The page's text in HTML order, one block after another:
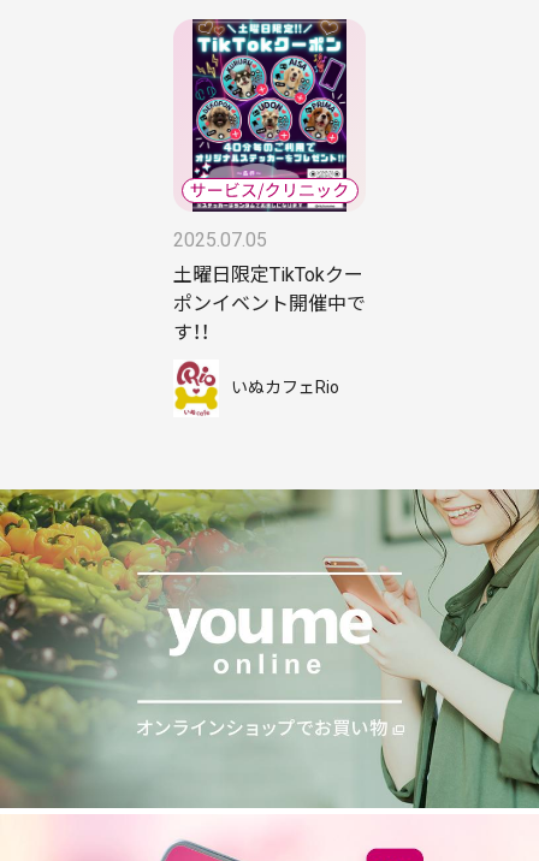
2025.07.05
土曜日限定TikTokクー
ポンイベント開催中で
す！！
いぬカフェRio